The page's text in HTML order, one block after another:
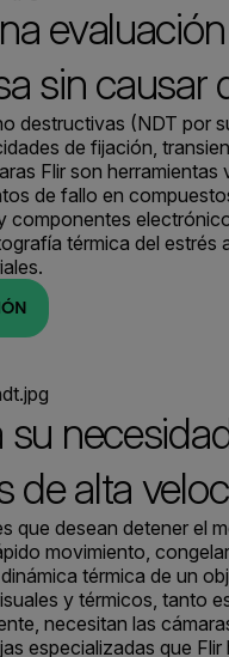
evaluación
sin causar
destructivas (NDT por
de fijación,
Flir son herramientas
de fallo en
componentes
térmica del estrés
su
de alta
que desean detener el
movimiento, congelar
térmica de un
y térmicos, tanto
necesitan las
especializadas que Flir